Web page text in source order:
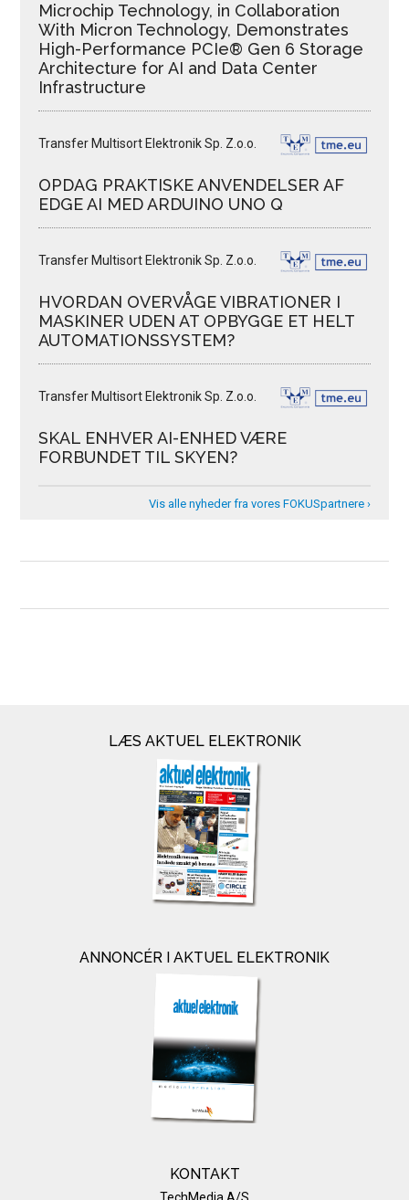
Microchip Technology, in Collaboration
With Micron Technology, Demonstrates
High-Performance PCIe® Gen 6 Storage
Architecture for AI and Data Center
Infrastructure
Transfer Multisort Elektronik Sp. Z.o.o.
OPDAG PRAKTISKE ANVENDELSER AF
EDGE AI MED ARDUINO UNO Q
Transfer Multisort Elektronik Sp. Z.o.o.
HVORDAN OVERVÅGE VIBRATIONER I
MASKINER UDEN AT OPBYGGE ET HELT
AUTOMATIONSSYSTEM?
Transfer Multisort Elektronik Sp. Z.o.o.
SKAL ENHVER AI-ENHED VÆRE
FORBUNDET TIL SKYEN?
Vis alle nyheder fra vores FOKUSpartnere ›
LÆS AKTUEL ELEKTRONIK
ANNONCÉR I AKTUEL ELEKTRONIK
KONTAKT